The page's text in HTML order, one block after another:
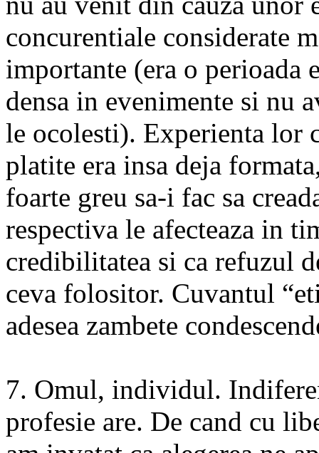
concurentiale considerate
importante (era o perioada
densa in evenimente si nu
le ocolesti). Experienta lor
platite era insa deja
foarte greu sa-i fac sa
respectiva le afecteaza in
credibilitatea si ca refuzul
ceva folositor. Cuvantul
adesea zambete
7. Omul, individul.
profesie are. De cand cu